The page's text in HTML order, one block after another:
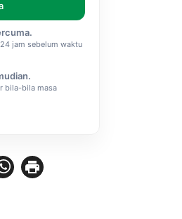
jam sebelum waktu
bila-bila masa